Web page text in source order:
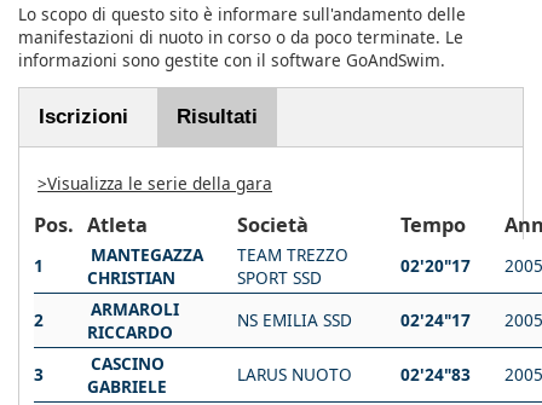
Lo scopo di questo sito è informare sull'andamento delle
manifestazioni di nuoto in corso o da poco terminate. Le
informazioni sono gestite con il software GoAndSwim.
Iscrizioni Risultati
>Visualizza le serie della gara
Pos. Atleta Società Tempo
1
MANTEGAZZA
CHRISTIAN
TEAM TREZZO
SPORT SSD
02'20"17 2005
2
ARMAROLI
RICCARDO
NS EMILIA SSD 02'24"17 2005
3
CASCINO
GABRIELE
LARUS NUOTO 02'24"83 2005